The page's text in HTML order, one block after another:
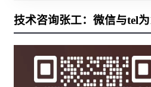
技术咨询张工：微信与tel为